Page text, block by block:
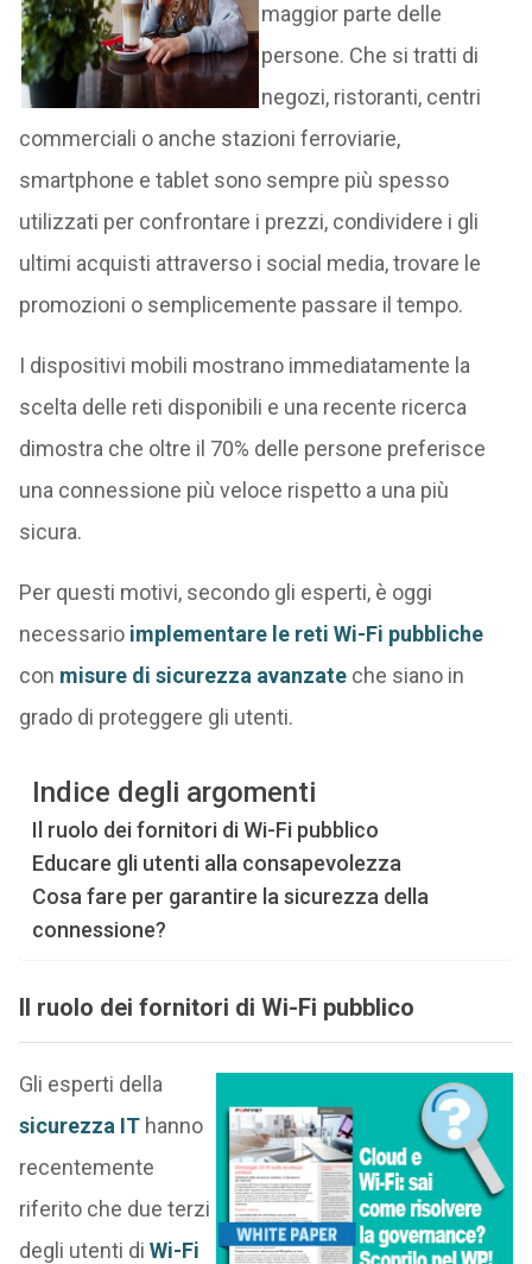
maggior parte delle
persone. Che si tratti di
negozi, ristoranti, centri
commerciali o anche stazioni ferroviarie,
smartphone e tablet sono sempre più spesso
utilizzati per confrontare i prezzi, condividere i gli
ultimi acquisti attraverso i social media, trovare le
promozioni o semplicemente passare il tempo.
I dispositivi mobili mostrano immediatamente la
scelta delle reti disponibili e una recente ricerca
dimostra che oltre il 70% delle persone preferisce
una connessione più veloce rispetto a una più
sicura.
Per questi motivi, secondo gli esperti, è oggi
necessario implementare le reti Wi-Fi pubbliche
con misure di sicurezza avanzateche siano in
grado di proteggere gli utenti.
Indice degli argomenti
Il ruolo dei fornitori di Wi-Fi pubblico
Educare gli utenti alla consapevolezza
Cosa fare per garantire la sicurezza della
connessione?
Il ruolo dei fornitori di Wi-Fi pubblico
Gli esperti della
sicurezza IThanno
recentemente
riferito che due terzi
degli utenti di Wi-Fi